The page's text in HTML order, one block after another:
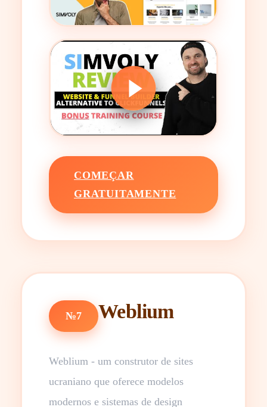
COMEÇAR
GRATUITAMENTE
№7 Weblium
Weblium - um construtor de sites
ucraniano que oferece modelos
modernos e sistemas de design